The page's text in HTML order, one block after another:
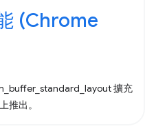
(Chrome
擴充
推出。